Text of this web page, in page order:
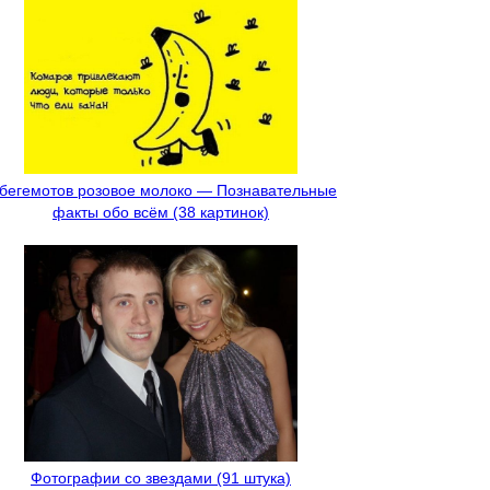
розовое молоко — Познавательные
факты обо всём (38 картинок)
Фотографии со звездами (91 штука)